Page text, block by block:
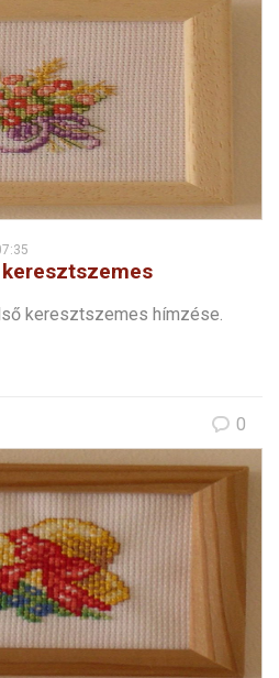
keresztszemes hímzése.
0